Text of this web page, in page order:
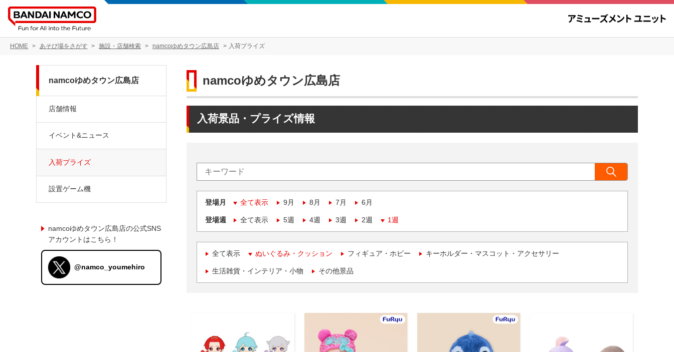
HOME あそび場をさがす 施設・店舗検索 namcoゆめタウン広島店 入荷プライズ
namcoゆめタウン広島店
入荷景品・プライズ情報
登場月 全て表示 9月 8月 7月 6月
登場週 全て表示 5週 4週 3週 2週 1週
全て表示 ぬいぐるみ・クッション フィギュア・ホビー キーホルダー・マスコット・アクセサリー
生活雑貨・インテリア・小物 その他景品
namcoゆめタウン広島店
店舗情報
イベント&ニュース
入荷プライズ
設置ゲーム機
namcoゆめタウン広島店の公式SNS
アカウントはこちら！
@namco_youmehiro